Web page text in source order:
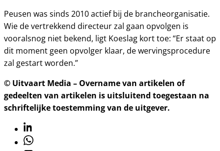
Peusen was sinds 2010 actief bij de brancheorganisatie.
Wie de vertrekkend directeur zal gaan opvolgen is
vooralsnog niet bekend, ligt Koeslag kort toe: “Er staat op
dit moment geen opvolger klaar, de wervingsprocedure
zal gestart worden.”
© Uitvaart Media – Overname van artikelen of
gedeelten van artikelen is uitsluitend toegestaan na
schriftelijke toestemming van de uitgever.
Linkedin
Whatsapp